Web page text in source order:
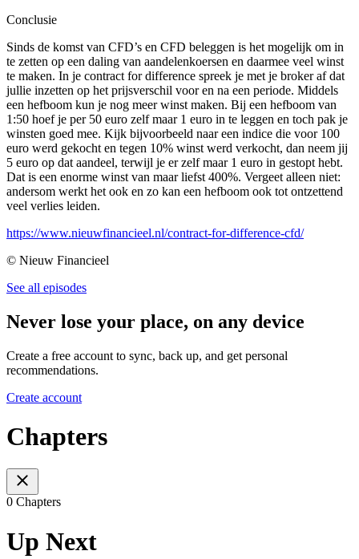
Conclusie
Sinds de komst van CFD’s en CFD beleggen is het mogelijk om in
te zetten op een daling van aandelenkoersen en daarmee veel winst
te maken. In je contract for difference spreek je met je broker af dat
jullie inzetten op het prijsverschil voor en na een periode. Middels
een hefboom kun je nog meer winst maken. Bij een hefboom van
1:50 hoef je per 50 euro zelf maar 1 euro in te leggen en toch pak je
winsten goed mee. Kijk bijvoorbeeld naar een indice die voor 100
euro werd gekocht en tegen 10% winst werd verkocht, dan neem jij
5 euro op dat aandeel, terwijl je er zelf maar 1 euro in gestopt hebt.
Dat is een enorme winst van maar liefst 400%. Vergeet alleen niet:
andersom werkt het ook en zo kan een hefboom ook tot ontzettend
veel verlies leiden.
https://www.nieuwfinancieel.nl/contract-for-difference-cfd/
© Nieuw Financieel
See all episodes
Never lose your place, on any device
Create a free account to sync, back up, and get personal
recommendations.
Create account
Chapters
0 Chapters
Up Next